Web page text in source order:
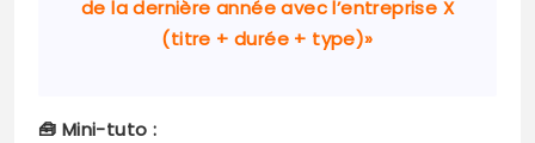
de la dernière année avec l’entreprise X
(titre + durée + type)»
🧰 Mini-tuto :